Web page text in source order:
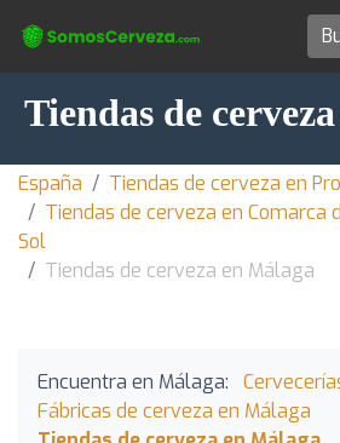
Tiendas de
España
Tiendas de cerveza en
Tiendas de cerveza en Comarca
Sol
Tiendas de cerveza en Málaga
Encuentra en Málaga:
Fábricas de cerveza en Málaga